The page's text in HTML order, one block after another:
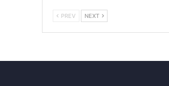
PREV NEXT